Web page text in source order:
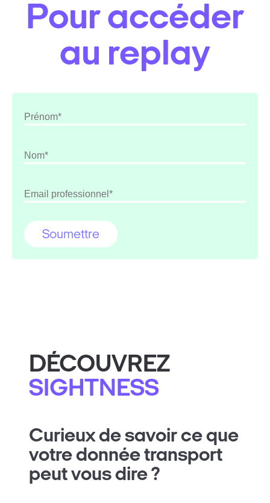
Pour accéder
au replay
DÉCOUVREZ
SIGHTNESS
Curieux de savoir ce que
votre donnée transport
peut vous dire ?